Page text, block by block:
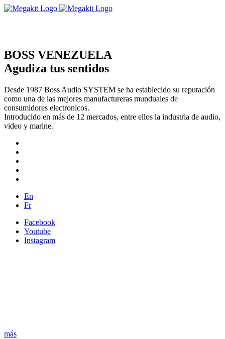
BOSS VENEZUELA
Agudiza tus sentidos
Desde 1987 Boss Audio SYSTEM se ha establecido su reputación
como una de las mejores manufactureras munduales de
consumidores electronicos.
Introducido en más de 12 mercados, entre ellos la industria de audio,
video y marine.
En
Fr
Facebook
Youtube
Instagram
más